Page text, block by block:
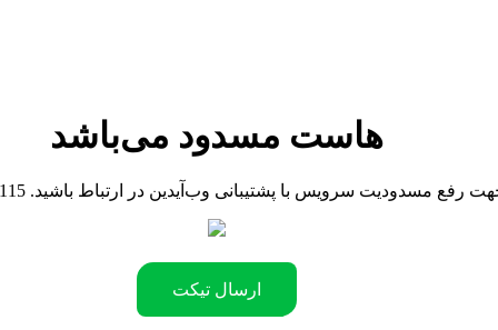
هاست مسدود می‌باشد
.جهت رفع مسدودیت سرویس با پشتیبانی وب‌آیدین در ارتباط باشید
ارسال تیکت